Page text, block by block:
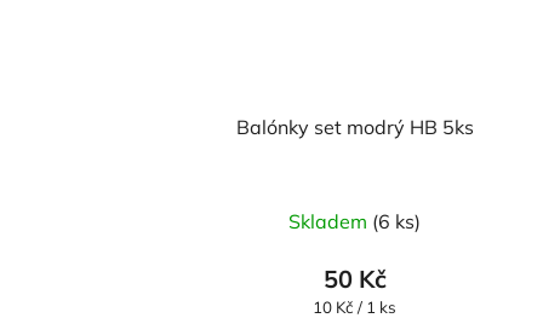
Balónky set modrý HB 5ks
Skladem (6 ks)
50 Kč
Měrná
10 Kč / 1 ks